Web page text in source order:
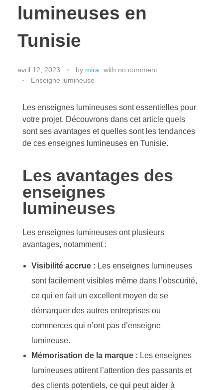
lumineuses en
Tunisie
avril 12, 2023 by mira with no comment
Enseigne lumineuse
Les enseignes lumineuses sont essentielles pour
votre projet. Découvrons dans cet article quels
sont ses avantages et quelles sont les tendances
de ces enseignes lumineuses en Tunisie.
Les avantages des
enseignes
lumineuses
Les enseignes lumineuses ont plusieurs
avantages, notamment :
Visibilité accrue : Les enseignes lumineuses
sont facilement visibles même dans l’obscurité,
ce qui en fait un excellent moyen de se
démarquer des autres entreprises ou
commerces qui n’ont pas d’enseigne
lumineuse.
Mémorisation de la marque : Les enseignes
lumineuses attirent l’attention des passants et
des clients potentiels, ce qui peut aider à